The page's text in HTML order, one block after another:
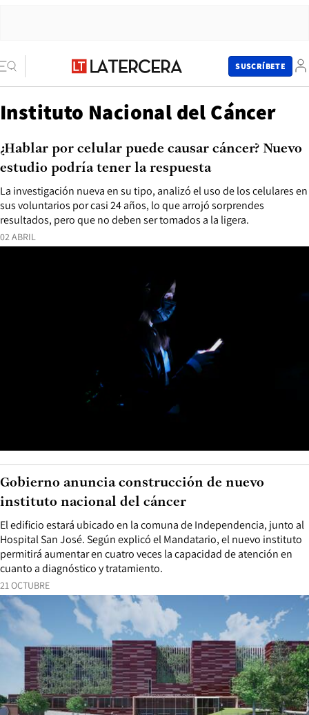
SUSCRÍBETE
Instituto Nacional del Cáncer
02 ABRIL
La investigación nueva en su tipo, analizó el uso de los celulares en
sus voluntarios por casi 24 años, lo que arrojó sorprendes
resultados, pero que no deben ser tomados a la ligera.
¿Hablar por celular puede causar cáncer? Nuevo
estudio podría tener la respuesta
21 OCTUBRE
El edificio estará ubicado en la comuna de Independencia, junto al
Hospital San José. Según explicó el Mandatario, el nuevo instituto
permitirá aumentar en cuatro veces la capacidad de atención en
cuanto a diagnóstico y tratamiento.
Gobierno anuncia construcción de nuevo
instituto nacional del cáncer